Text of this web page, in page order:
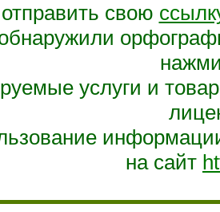
свою
услуги и
на сайт